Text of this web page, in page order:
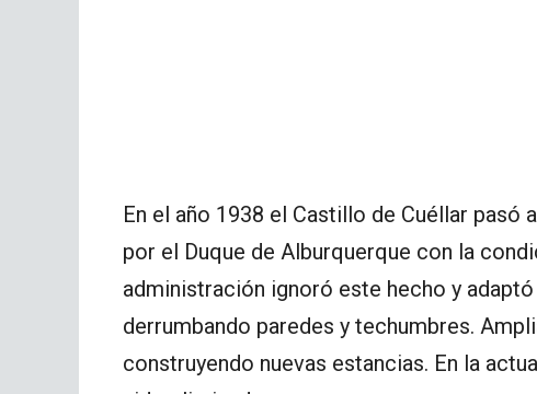
En el año 1938 el Castillo de Cuéllar pasó
por el Duque de Alburquerque con la
administración ignoró este hecho y
derrumbando paredes y techumbres.
construyendo nuevas estancias. En la